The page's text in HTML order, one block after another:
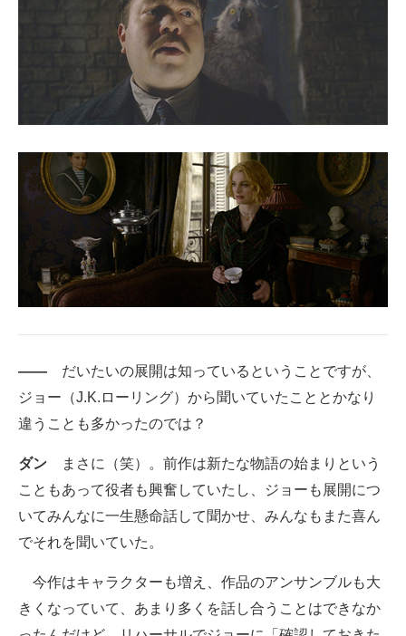
―― だいたいの展開は知っているということですが、
ジョー（J.K.ローリング）から聞いていたこととかなり
違うことも多かったのでは？
ダン まさに（笑）。前作は新たな物語の始まりという
こともあって役者も興奮していたし、ジョーも展開につ
いてみんなに一生懸命話して聞かせ、みんなもまた喜ん
でそれを聞いていた。
今作はキャラクターも増え、作品のアンサンブルも大
きくなっていて、あまり多くを話し合うことはできなか